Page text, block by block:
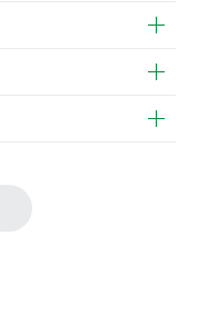
ます。
を発送いたします。
以降のご注文は週明け
ご負担とさせていただ
ージ内 購入履歴画面に